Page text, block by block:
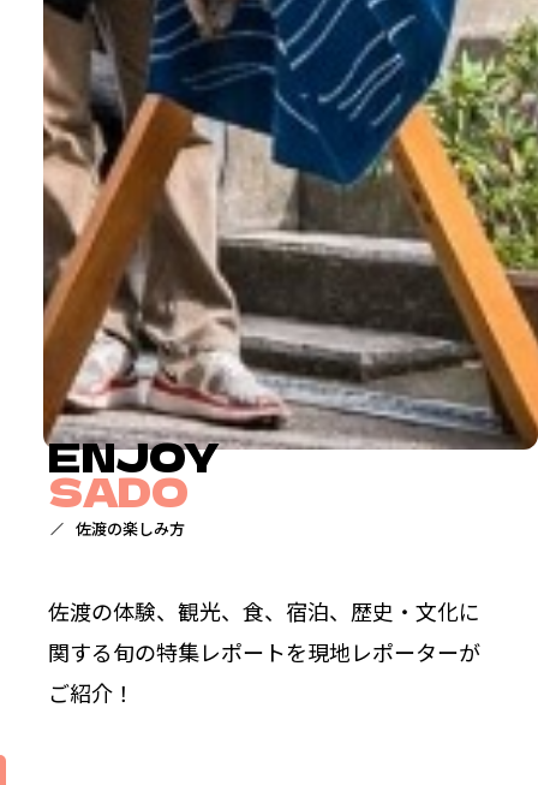
ENJOY
SADO
佐渡の楽しみ方
佐渡の体験、観光、食、宿泊、歴史・文化に
関する旬の特集レポートを現地レポーターが
ご紹介！